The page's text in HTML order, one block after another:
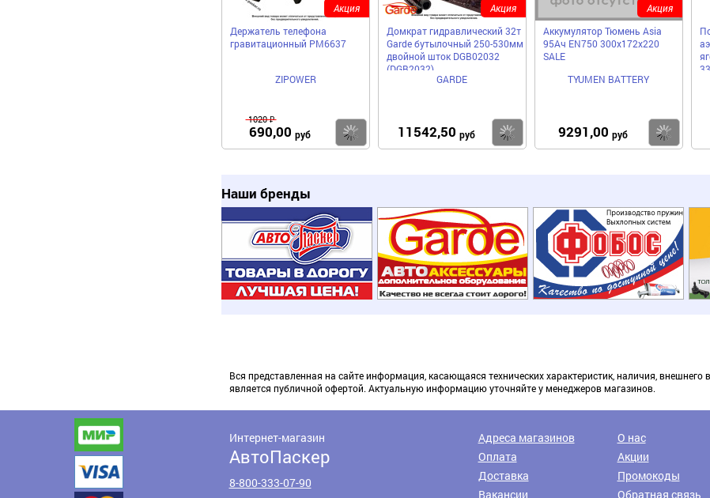
Держатель телефона
гравитационный PM6637
ZIPOWER
1020 ₽
690,00 руб Купить
Акция
Домкрат гидравлический 32т
Garde бутылочный 250-530мм
двойной шток DGB02032
(DGB2032)
GARDE
11542,50 руб Купить
Акция
Аккумулятор Тюмень Asia
95Ач EN750 300х172х220
SALE
TYUMEN BATTERY
9291,00 руб
Акция
Наши бренды
Вся представленная на сайте информация, касающаяся технических характеристик, наличия,
является публичной офертой. Актуальную информацию уточняйте у менеджеров магазинов.
Интернет-магазин
АвтоПаскер
8-800-333-07-90
Адреса магазинов
О нас
Оплата
Акции
Доставка
Промокоды
Вакансии
Обратная связь
Доставка транспортными компаниями